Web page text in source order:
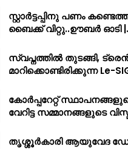
സ്റ്റാർട്ടപ്പിനു പണം
ബൈക്ക് വിറ്റു..ഊബർ ഓടി
സ്വപ്നത്തിൽ തുടങ്ങി,
മാറിക്കൊണ്ടിരിക്കുന്ന Le-
കോർപ്പറേറ്റ്
വേറിട്ട സമ്മാനങ്ങളുടെ
തൃശ്ശൂർകാരി ആയുവേദ